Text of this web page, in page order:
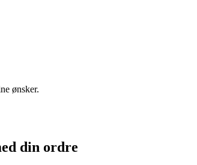
ønsker.
din ordre